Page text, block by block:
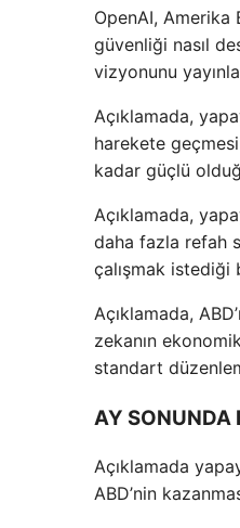
OpenAI, Amerika
güvenliği nasıl
vizyonunu
Açıklamada,
harekete
kadar güçlü
Açıklamada,
daha fazla refah
çalışmak istediği
Açıklamada,
zekanın
standart
AY SONUNDA
Açıklamada
ABD’nin